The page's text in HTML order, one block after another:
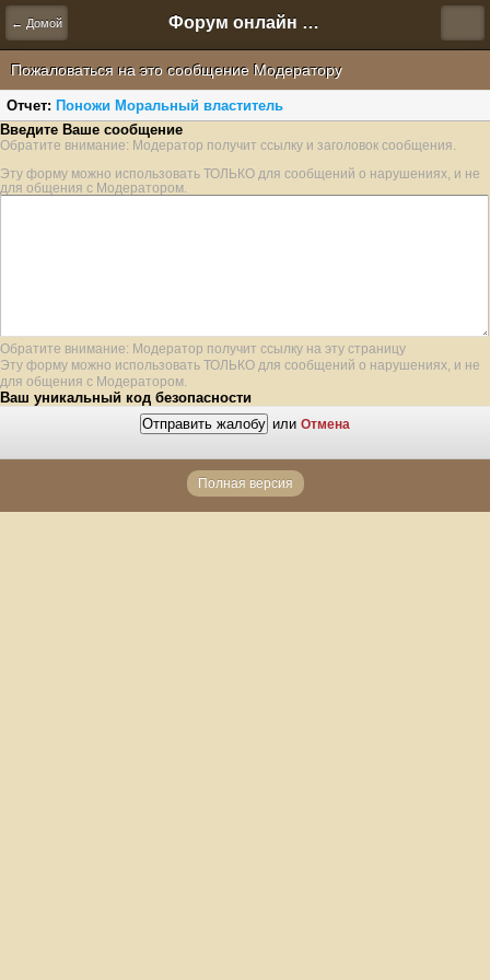
← Домой Форум онлайн игры "Новая Эра" (Нюра Биз)
Пожаловаться на это сообщение Модератору
Отчет: Поножи Моральный властитель
Введите Ваше сообщение
Обратите внимание: Модератор получит ссылку и заголовок сообщения.
Эту форму можно использовать ТОЛЬКО для сообщений о нарушениях, и не
для общения с Модератором.
Обратите внимание: Модератор получит ссылку на эту страницу
Эту форму можно использовать ТОЛЬКО для сообщений о нарушениях, и не
для общения с Модератором.
Ваш уникальный код безопасности
или Отмена
Полная версия